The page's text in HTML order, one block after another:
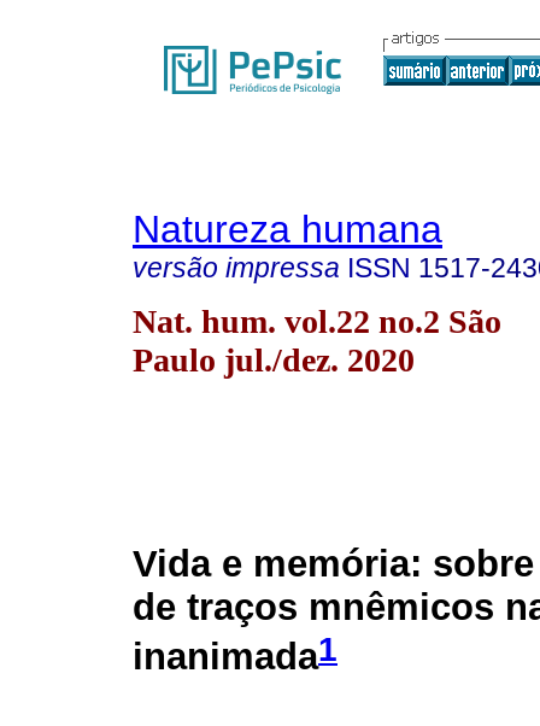
Natureza humana
versão impressa ISSN 1517-
Nat. hum. vol.22 no.2 São
Paulo jul./dez. 2020
Vida e memória:
de traços mnêmicos
inanimada1